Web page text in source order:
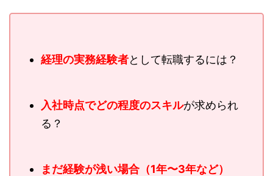
経理の実務経験者として転職するには？
入社時点でどの程度のスキルが求められ
る？
まだ経験が浅い場合（1年〜3年など）